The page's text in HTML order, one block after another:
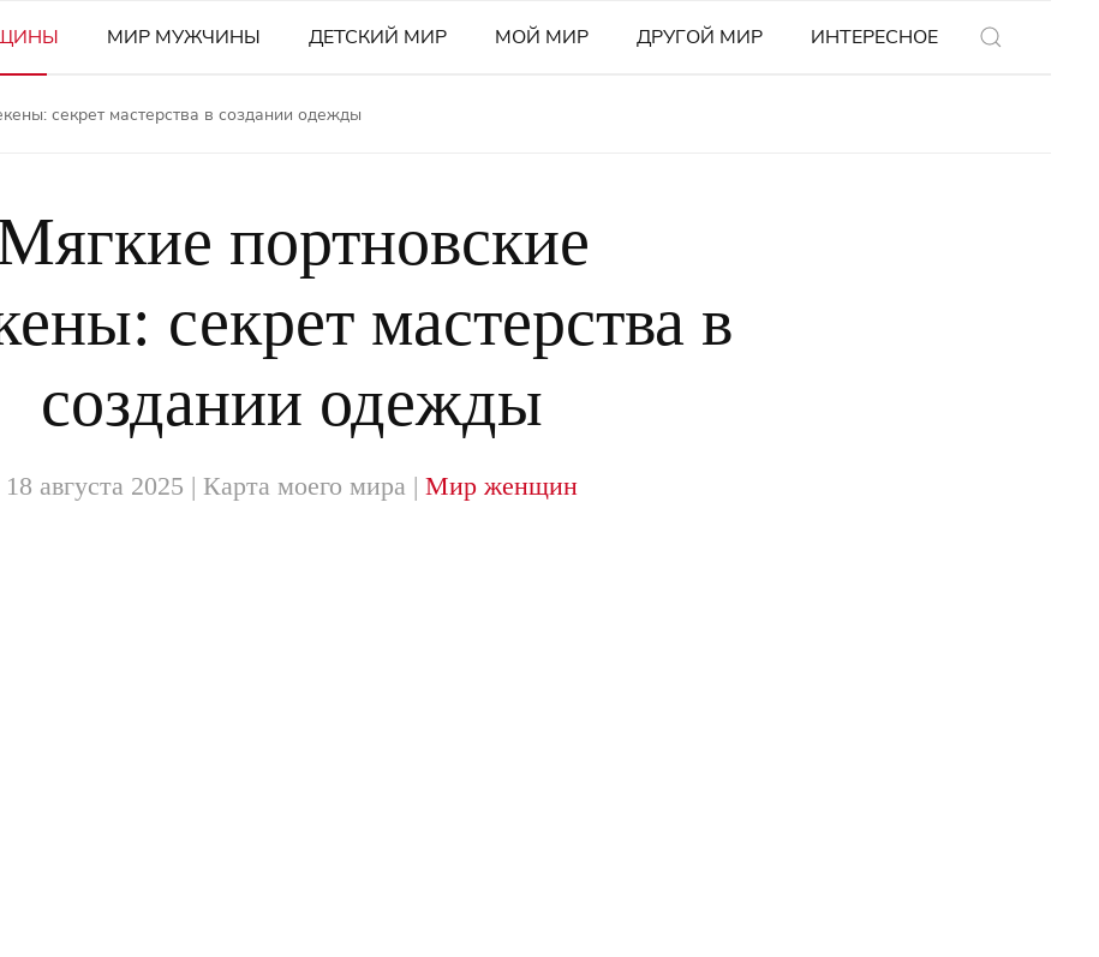
МИР МУЖЧИНЫ ДЕТСКИЙ МИР МОЙ МИР ДРУГОЙ МИР ИНТЕРЕСНОЕ
секрет мастерства в создании одежды
портновские
секрет мастерства в
создании одежды
18 августа 2025 | Карта моего мира | Мир женщин